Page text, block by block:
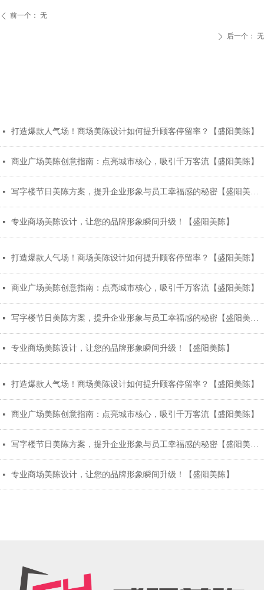
ꄴ 前一个： 无
ꄲ 后一个： 无
넷 打造爆款人气场！商场美陈设计如何提升顾客停留率？【盛阳美陈】
넷 商业广场美陈创意指南：点亮城市核心，吸引千万客流【盛阳美陈】
넷 写字楼节日美陈方案，提升企业形象与员工幸福感的秘密【盛阳美陈】
넷 专业商场美陈设计，让您的品牌形象瞬间升级！【盛阳美陈】
넷 打造爆款人气场！商场美陈设计如何提升顾客停留率？【盛阳美陈】
넷 商业广场美陈创意指南：点亮城市核心，吸引千万客流【盛阳美陈】
넷 写字楼节日美陈方案，提升企业形象与员工幸福感的秘密【盛阳美陈】
넷 专业商场美陈设计，让您的品牌形象瞬间升级！【盛阳美陈】
넷 打造爆款人气场！商场美陈设计如何提升顾客停留率？【盛阳美陈】
넷 商业广场美陈创意指南：点亮城市核心，吸引千万客流【盛阳美陈】
넷 写字楼节日美陈方案，提升企业形象与员工幸福感的秘密【盛阳美陈】
넷 专业商场美陈设计，让您的品牌形象瞬间升级！【盛阳美陈】